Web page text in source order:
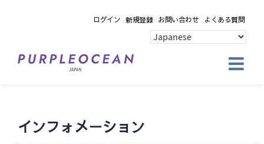
ログイン 新規登録 お問い合わせ よくある質問
インフォメーション